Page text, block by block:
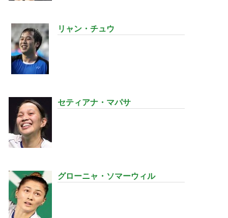
リャン・チュウ
セティアナ・マパサ
グローニャ・ソマーウィル